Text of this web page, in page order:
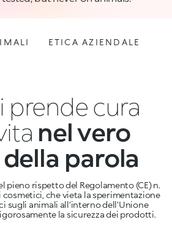
ETICA AZIENDALE
prende cura
nel vero
parola
pieno rispetto del Regolamento (CE) n.
che vieta la sperimentazione
sugli animali all’interno dell’Unione
la sicurezza dei prodotti.